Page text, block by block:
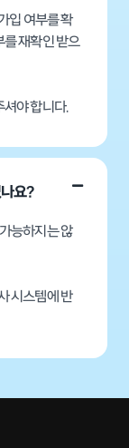
입 여부를 확
를 재확인 받으
셔야 합니다.
요?
능하지는 않
시스템에 반